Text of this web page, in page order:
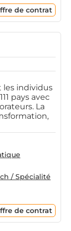
de contrat
les individus
pays avec
La
/ Spécialité
de contrat